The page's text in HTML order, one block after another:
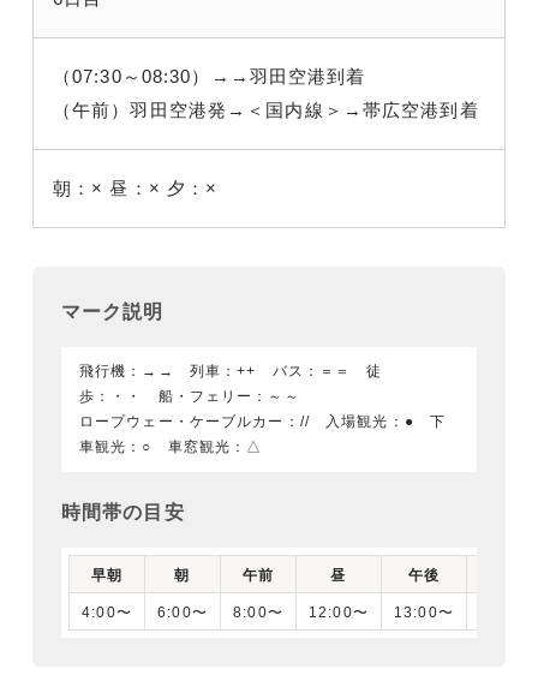
（07:30～08:30）→→羽田空港到着
（午前）羽田空港発→＜国内線＞→帯広空港到着
朝：× 昼：× 夕：×
マーク説明
飛行機：→→ 列車：++ バス：＝＝ 徒
歩：・・ 船・フェリー：～～
ロープウェー・ケーブルカー：// 入場観光：● 下
車観光：○ 車窓観光：△
時間帯の目安
早朝 朝 午前 昼 午後
4:00〜 6:00〜 8:00〜 12:00〜 13:00〜